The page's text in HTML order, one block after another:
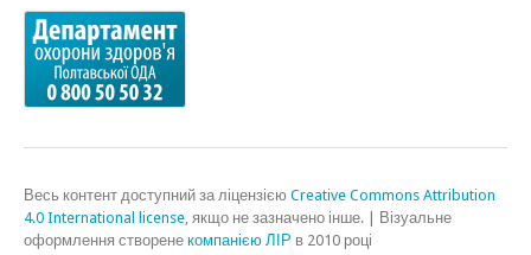
Весь контент доступний за ліцензією Creative Commons Attribution
4.0 International license , якщо не зазначено інше. | Візуальне
оформлення створене компанією ЛІР в 2010 році